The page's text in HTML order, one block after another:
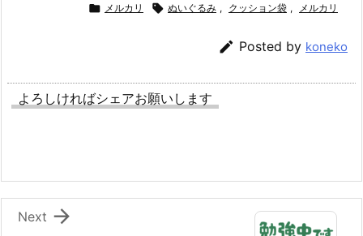
 メルカリ  ぬいぐるみ , クッション袋 , メルカリ
 Posted by koneko
よろしければシェアお願いします

Next